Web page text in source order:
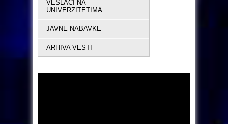
VESLAČI NA
UNIVERZITETIMA
JAVNE NABAVKE
ARHIVA VESTI